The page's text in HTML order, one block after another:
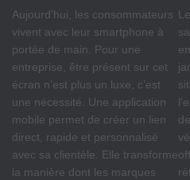
Aujourd’hui, les consommateurs
vivent avec leur smartphone à
portée de main. Pour une
entreprise, être présent sur cet
écran n’est plus un luxe, c’est
une nécessité. Une application
mobile permet de créer un lien
direct, rapide et personnalisé
avec sa clientèle. Elle transforme
la manière dont les marques